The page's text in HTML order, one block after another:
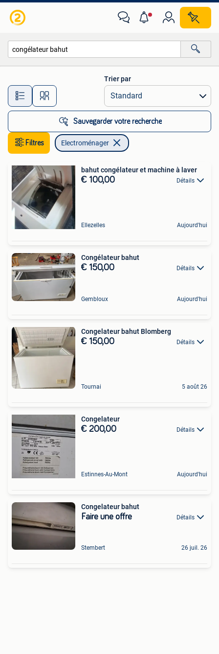
Toutes les distances…
Trier par
Sauvegarder votre recherche
Filtres Electroménager
bahut congélateur et machine à laver
€ 100,00 Détails
Ellezelles Aujourd'hui
Congélateur bahut
€ 150,00 Détails
Gembloux Aujourd'hui
Congelateur bahut Blomberg
€ 150,00 Détails
Tournai 5 août 26
Congelateur
€ 200,00 Détails
Estinnes-Au-Mont Aujourd'hui
Congelateur bahut
Faire une offre Détails
Stembert 26 juil. 26